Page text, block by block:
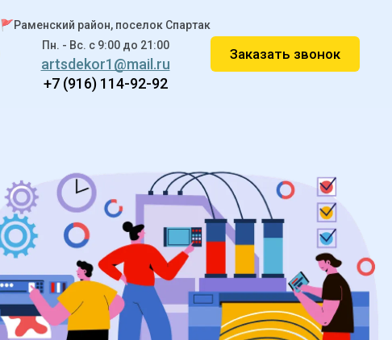
🚩Раменский район, поселок Спартак
Пн. - Вс. c 9:00 до 21:00
artsdekor1@mail.ru
+7 (916) 114-92-92
Заказать звонок